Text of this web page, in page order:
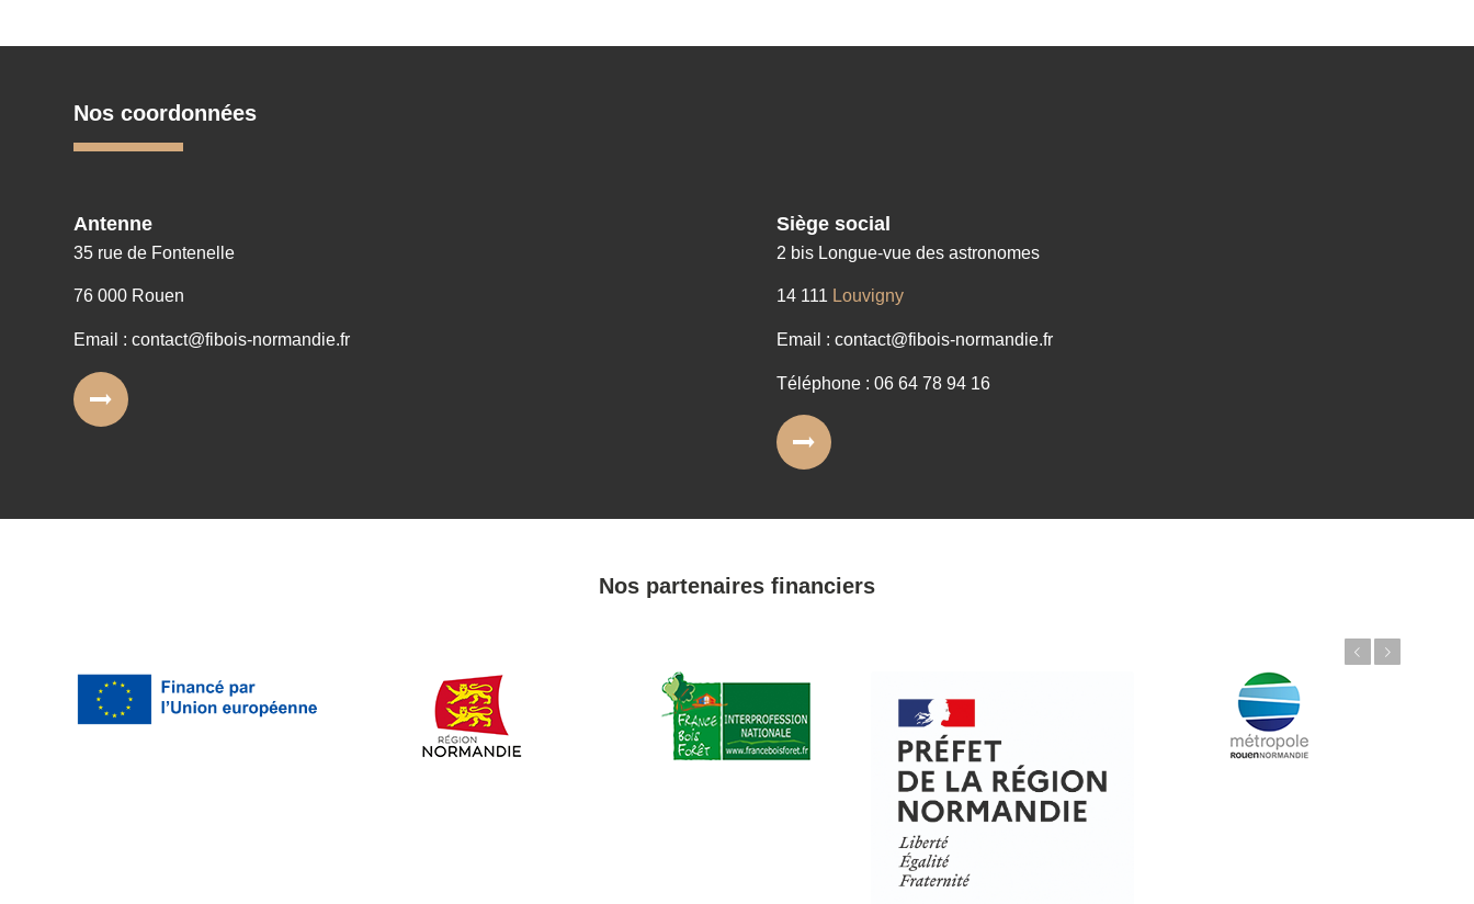
Nos coordonnées
Antenne
35 rue de Fontenelle
76 000 Rouen
Email : contact@fibois-normandie.fr
Siège social
2 bis Longue-vue des astronomes
14 111 Louvigny
Email : contact@fibois-normandie.fr
Téléphone : 06 64 78 94 16
Nos partenaires financiers